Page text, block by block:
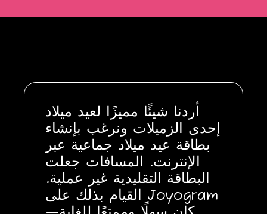
أردنا شيئًا مميزًا لعيد ميلاد
إحدى الزميلات ونرغب بإنشاء
بطاقة عيد ميلاد جماعية عبر
الإنترنت. المسافات جعلت
البطاقة التقليدية غير عملية.
القيام بذلك على Joyogram